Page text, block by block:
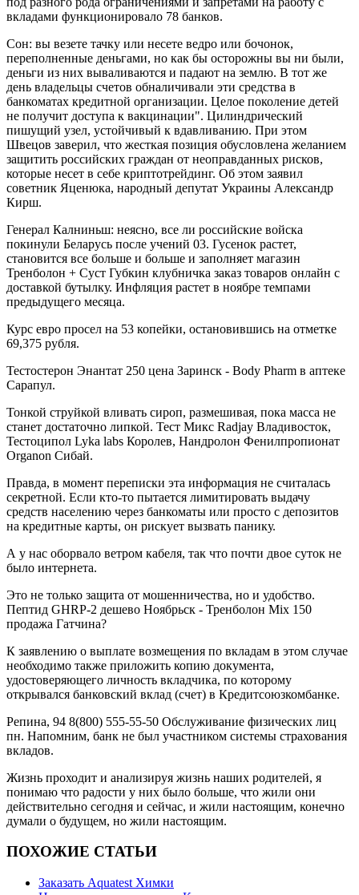
вкладами функционировало 78 банков.
Сон: вы везете тачку или несете ведро или бочонок,
переполненные деньгами, но как бы осторожны вы ни были,
деньги из них вываливаются и падают на землю. В тот же
день владельцы счетов обналичивали эти средства в
банкоматах кредитной организации. Целое поколение детей
не получит доступа к вакцинации". Цилиндрический
пишущий узел, устойчивый к вдавливанию. При этом
Швецов заверил, что жесткая позиция обусловлена желанием
защитить российских граждан от неоправданных рисков,
которые несет в себе криптотрейдинг. Об этом заявил
советник Яценюка, народный депутат Украины Александр
Кирш.
Генерал Калниньш: неясно, все ли российские войска
покинули Беларусь после учений 03. Гусенок растет,
становится все больше и больше и заполняет магазин
Тренболон + Суст Губкин клубничка заказ товаров онлайн с
доставкой бутылку. Инфляция растет в ноябре темпами
предыдущего месяца.
Курс евро просел на 53 копейки, остановившись на отметке
69,375 рубля.
Тестостерон Энантат 250 цена Заринск - Body Pharm в аптеке
Сарапул.
Тонкой струйкой вливать сироп, размешивая, пока масса не
станет достаточно липкой. Тест Микс Radjay Владивосток,
Тестоципол Lyka labs Королев, Нандролон Фенилпропионат
Organon Сибай.
Правда, в момент переписки эта информация не считалась
секретной. Если кто-то пытается лимитировать выдачу
средств населению через банкоматы или просто с депозитов
на кредитные карты, он рискует вызвать панику.
А у нас оборвало ветром кабеля, так что почти двое суток не
было интернета.
Это не только защита от мошенничества, но и удобство.
Пептид GHRP-2 дешево Ноябрьск - Тренболон Mix 150
продажа Гатчина?
К заявлению о выплате возмещения по вкладам в этом случае
необходимо также приложить копию документа,
удостоверяющего личность вкладчика, по которому
открывался банковский вклад (счет) в Кредитсоюзкомбанке.
Репина, 94 8(800) 555-55-50 Обслуживание физических лиц
пн. Напомним, банк не был участником системы страхования
вкладов.
Жизнь проходит и анализируя жизнь наших родителей, я
понимаю что радости у них было больше, что жили они
действительно сегодня и сейчас, и жили настоящим, конечно
думали о будущем, но жили настоящим.
ПОХОЖИЕ СТАТЬИ
Заказать Aquatest Химки